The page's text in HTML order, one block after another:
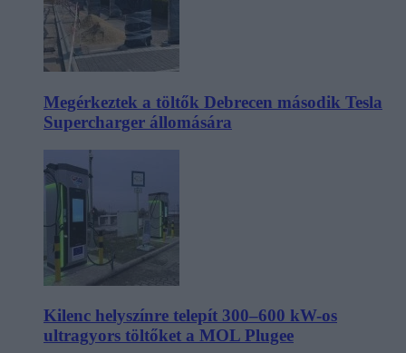
Megérkeztek a töltők Debrecen második Tesla
Supercharger állomására
Kilenc helyszínre telepít 300–600 kW-os
ultragyors töltőket a MOL Plugee